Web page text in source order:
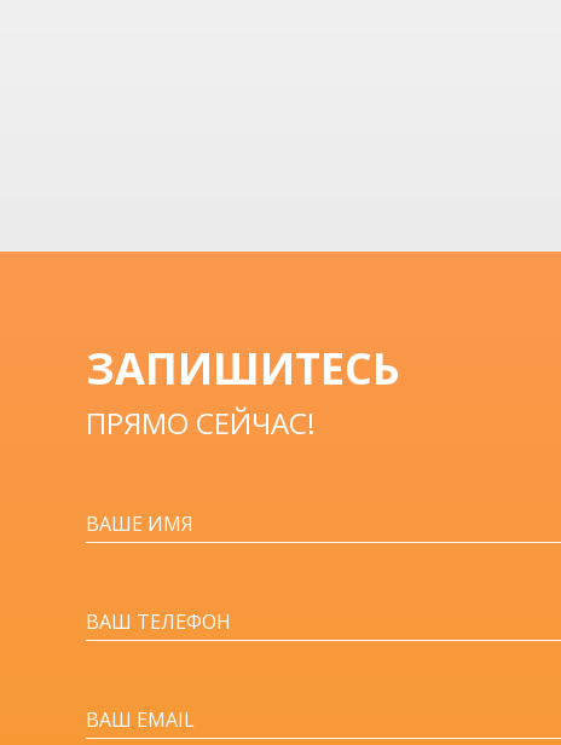
ЗАПИШИТЕСЬ
ПРЯМО СЕЙЧАС!